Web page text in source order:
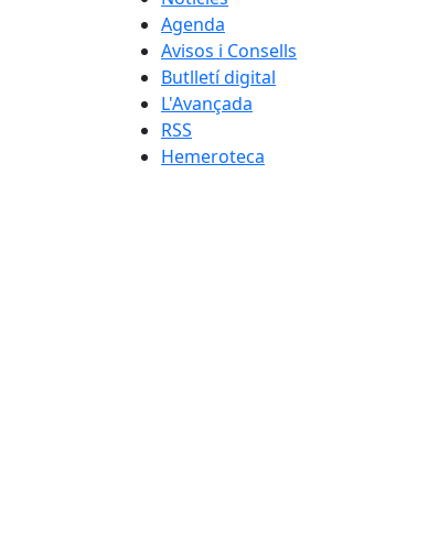
Agenda
Avisos i Consells
Butlletí digital
L'Avançada
RSS
Hemeroteca